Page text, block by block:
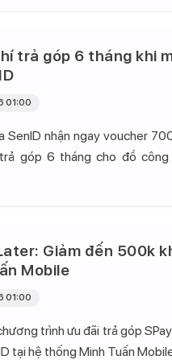
trả góp 6 tháng khi
SenID nhận ngay voucher
góp 6 tháng cho đồ công
01:00
Giảm đến 500k
Mobile
trình ưu đãi trả góp
tại hệ thống Minh Tuấn
01:00